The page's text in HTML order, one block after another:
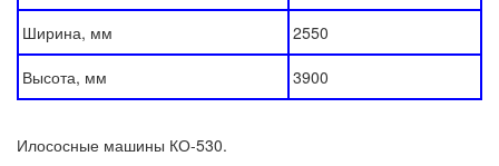
Ширина, мм
2550
Высота, мм
3900
Илососные машины КО-530.